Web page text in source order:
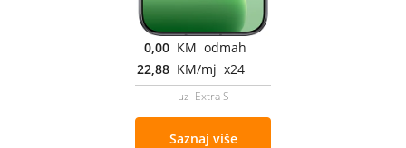
0,00 KM odmah
22,88 KM/mj x24
uz Extra S
Saznaj više